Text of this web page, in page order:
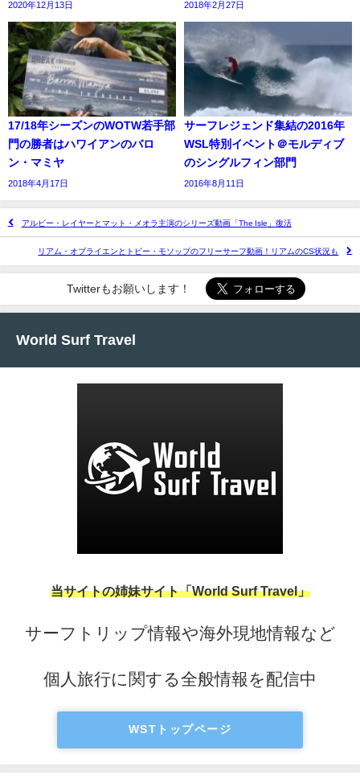
2020年12月13日 2018年2月27日
17/18年シーズンのWOTW若手部
門の勝者はハワイアンのバロ
ン・マミヤ
2018年4月17日
サーフレジェンド集結の2016年
WSL特別イベント＠モルディブ
のシングルフィン部門
2016年8月11日
アルビー・レイヤーとマット・メオラ主演のシリーズ動画「The Isle」復活
リアム・オブライエンとトビー・モソップのフリーサーフ動画！リアムのCS状況も
Twitterもお願いします！
World Surf Travel
当サイトの姉妹サイト「World Surf Travel」
サーフトリップ情報や海外現地情報など
個人旅行に関する全般情報を配信中
WSTトップページ